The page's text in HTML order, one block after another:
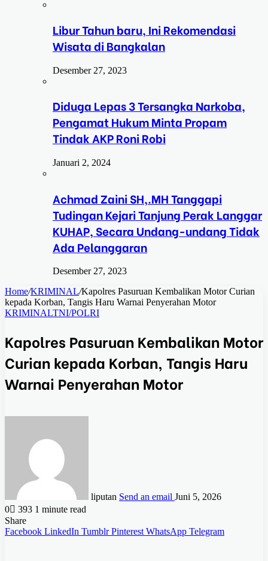
Libur Tahun baru, Ini Rekomendasi
Wisata di Bangkalan
Desember 27, 2023
Diduga Lepas 3 Tersangka Narkoba,
Pengamat Hukum Minta Propam
Tindak AKP Roni Robi
Januari 2, 2024
Achmad Zaini SH,.MH Tanggapi
Tudingan Kejari Tanjung Perak Langgar
KUHAP, Secara Undang-undang Tidak
Ada Pelanggaran
Desember 27, 2023
Home/KRIMINAL/Kapolres Pasuruan Kembalikan Motor Curian
kepada Korban, Tangis Haru Warnai Penyerahan Motor
KRIMINALTNI/POLRI
Kapolres Pasuruan Kembalikan Motor
Curian kepada Korban, Tangis Haru
Warnai Penyerahan Motor
liputan Send an email Juni 5, 2026
0
393 1 minute read
Share
Facebook LinkedIn Tumblr Pinterest WhatsApp Telegram